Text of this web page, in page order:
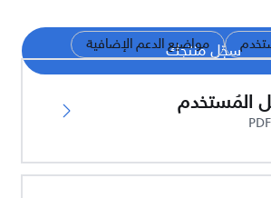
سجّل منتجك
مواضيع الدعم الإضافية
المُستخدم